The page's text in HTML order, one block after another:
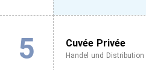
5 Cuvée Privée
Handel und Distribution